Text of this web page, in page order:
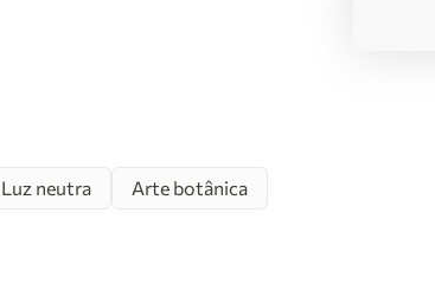
Luz neutra Arte botânica